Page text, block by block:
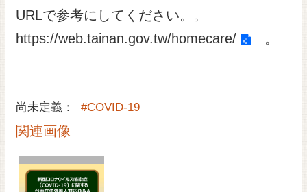
URLで参考にしてください。。
https://web.tainan.gov.tw/homecare/
。
尚未定義： #COVID-19
関連画像